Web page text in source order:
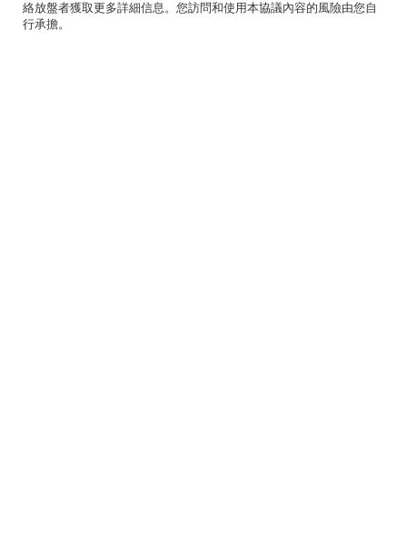
絡放盤者獲取更多詳細信息。您訪問和使用本協議內容的風險由您自
行承擔。